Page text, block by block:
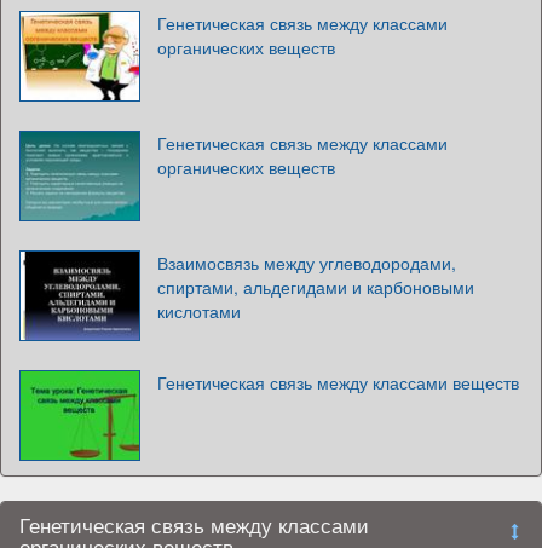
Генетическая связь между классами
органических веществ
Генетическая связь между классами
органических веществ
Взаимосвязь между углеводородами,
спиртами, альдегидами и карбоновыми
кислотами
Генетическая связь между классами веществ
Генетическая связь между классами